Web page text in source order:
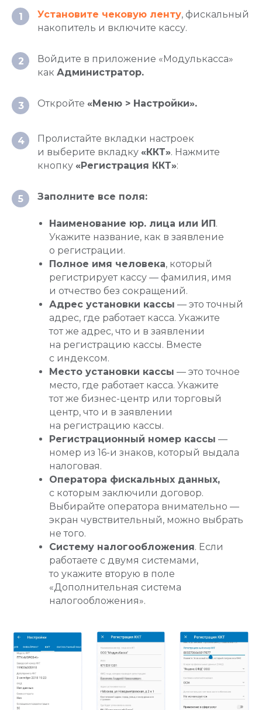
1 Установите чековую ленту, фискальный
накопитель и включите кассу.
2
Войдите в приложение «Модулькасса»
как Администратор.
3 Откройте «Меню > Настройки».
4
Пролистайте вкладки настроек
и выберите вкладку «ККТ». Нажмите
кнопку «Регистрация ККТ»:
5 Заполните все поля:
Наименование юр. лица или ИП .
Укажите название, как в заявление
о регистрации.
Полное имя человека, который
регистрирует кассу — фамилия, имя
и отчество без сокращений.
Адрес установки кассы — это точный
адрес, где работает касса. Укажите
тот же адрес, что и в заявлении
на регистрацию кассы. Вместе
с индексом.
Место установки кассы — это точное
место, где работает касса. Укажите
тот же бизнес-центр или торговый
центр, что и в заявлении
на регистрацию кассы.
Регистрационный номер кассы —
номер из 16-и знаков, который выдала
налоговая.
Оператора фискальных данных,
с которым заключили договор.
Выбирайте оператора внимательно —
экран чувствительный, можно выбрать
не того.
Систему налогообложения. Если
работаете с двумя системами,
то укажите вторую в поле
«Дополнительная система
налогообложения».